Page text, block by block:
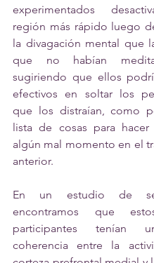
experimentados
región más rápido luego
la divagación mental que
que no habían
sugiriendo que ellos
efectivos en soltar los
que los distraían, como
lista de cosas para
algún mal momento en el
anterior.
En un estudio de
encontramos que
participantes tenían
coherencia entre la